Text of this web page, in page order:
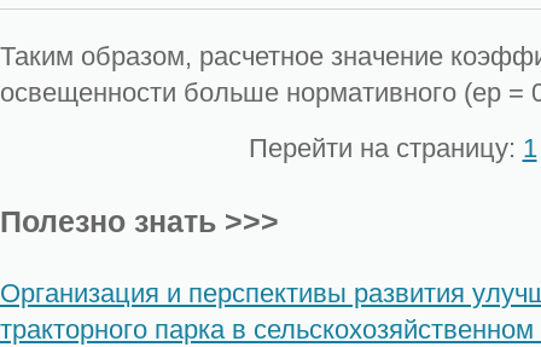
Таким образом, расчетное значение
освещенности больше нормативного (ер =
Перейти на страницу: 1
Полезно знать >>>
Организация и перспективы развития
тракторного парка в